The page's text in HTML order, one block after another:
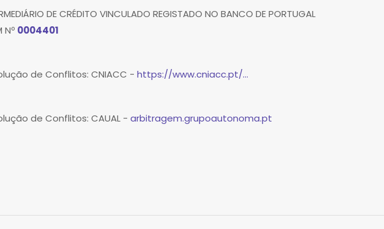
DE CRÉDITO VINCULADO REGISTADO NO BANCO DE PORTUGAL
Nº 0004401
de Conflitos: CNIACC - https://www.cniacc.pt/...
de Conflitos: CAUAL - arbitragem.grupoautonoma.pt